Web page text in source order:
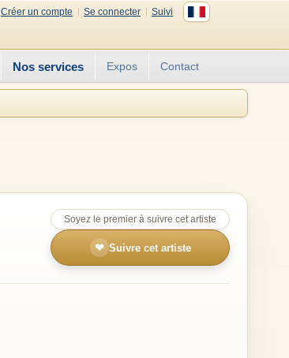
Créer un compte Se connecter
Suivi
Nos services Expos Contact
Soyez le premier à suivre cet artiste
❤ Suivre cet artiste